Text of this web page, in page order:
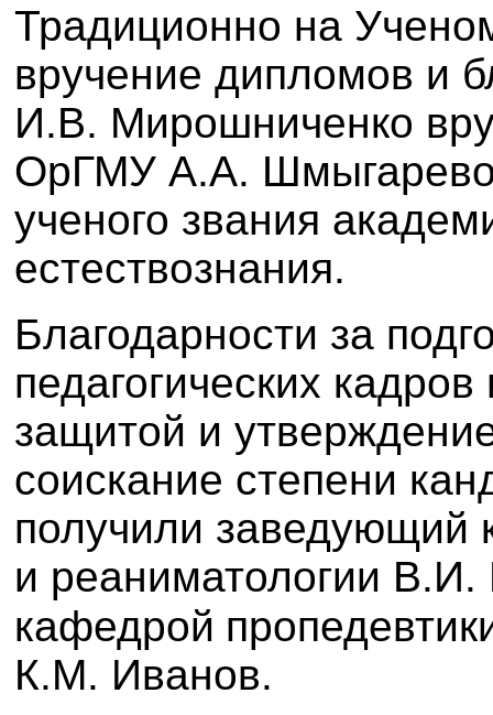
Традиционно на
вручение дипломов и
И.В. Мирошниченко
ОрГМУ А.А.
ученого звания
естествознания.
Благодарности за
педагогических
защитой и
соискание степени
получили заведующий
и реаниматологии
кафедрой
К.М. Иванов.